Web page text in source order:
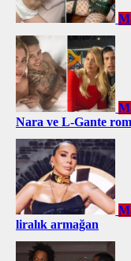
Nara ve L-Gante
liralık armağan